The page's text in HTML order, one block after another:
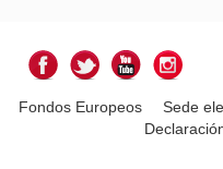
Fondos Europeos Sede